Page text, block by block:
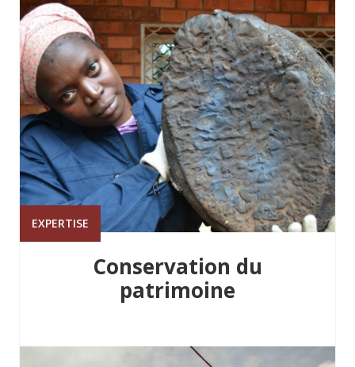
EXPERTISE
Conservation du
patrimoine